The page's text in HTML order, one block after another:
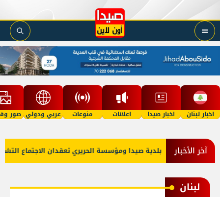
اخبار لبنان اخبار صيدا اعلانات منوعات عربي ودولي صور
آخر الأخبار بلدية صيدا ومؤسسة الحريري تعقدان الاجتماع
لبنان